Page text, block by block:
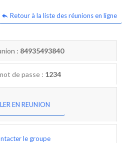
Retour à la liste des réunions en ligne
: 84935493840
de passe : 1234
EN REUNION
le groupe